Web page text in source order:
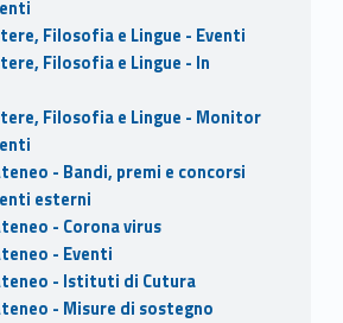
Filosofia e Lingue - Eventi
Filosofia e Lingue - In
Filosofia e Lingue - Monitor
- Bandi, premi e concorsi
esterni
- Corona virus
- Eventi
- Istituti di Cutura
- Misure di sostegno